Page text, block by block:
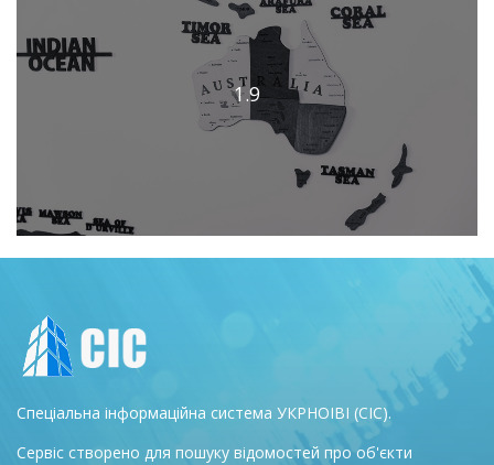
1.9
Спеціальна інформаційна система УКРНОІВІ (СІС).
Сервіс створено для пошуку відомостей про об'єкти